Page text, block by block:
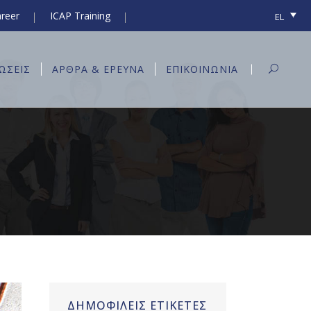
ICAP Training EL
ΑΡΘΡΑ & ΕΡΕΥΝΑ ΕΠΙΚΟΙΝΩΝΊΑ
ΔΗΜΟΦΙΛΕΙΣ ΕΤΙΚΕΤΕΣ